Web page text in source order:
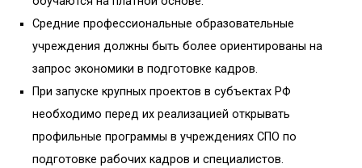
Средние профессиональные образовательные
учреждения должны быть более ориентированы на
запрос экономики в подготовке кадров.
При запуске крупных проектов в субъектах РФ
необходимо перед их реализацией открывать
профильные программы в учреждениях СПО по
подготовке рабочих кадров и специалистов.